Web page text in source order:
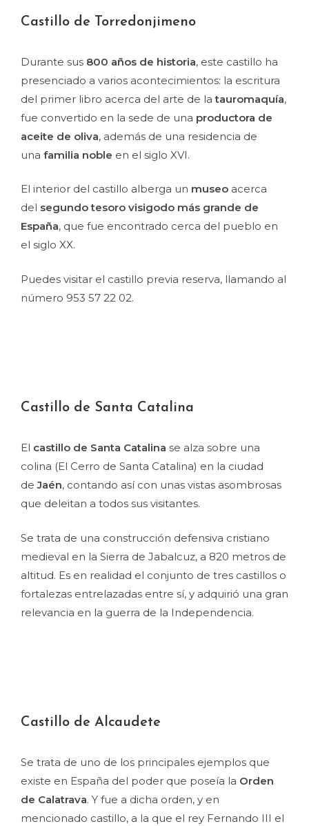
Castillo de Torredonjimeno
Durante sus 800 años de historia, este castillo ha
presenciado a varios acontecimientos: la escritura
del primer libro acerca del arte de latauromaquía,
fue convertido en la sede de una productora de
aceite de oliva, además de una residencia de
una familia noble en el siglo XVI.
El interior del castillo alberga un museo acerca
del segundo tesoro visigodo más grande de
España, que fue encontrado cerca del pueblo en
el siglo XX.
Puedes visitar el castillo previa reserva, llamando al
número 953 57 22 02.
Castillo de Santa Catalina
El castillo de Santa Catalina se alza sobre una
colina (El Cerro de Santa Catalina) en la ciudad
deJaén, contando así con unas vistas asombrosas
que deleitan a todos sus visitantes.
Se trata de una construcción defensiva cristiano
medieval en la Sierra de Jabalcuz, a 820 metros de
altitud. Es en realidad el conjunto de tres castillos o
fortalezas entrelazadas entre sí, y adquirió una gran
relevancia en la guerra de la Independencia.
Castillo de Alcaudete
Se trata de uno de los principales ejemplos que
existe en España del poder que poseía la Orden
de Calatrava. Y fue a dicha orden, y en
mencionado castillo, a la que el rey Fernando III el